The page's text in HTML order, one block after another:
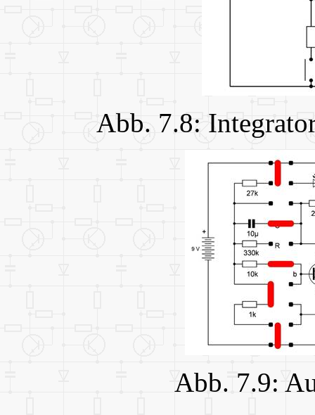
Abb. 7.8:
Abb. 7.9: